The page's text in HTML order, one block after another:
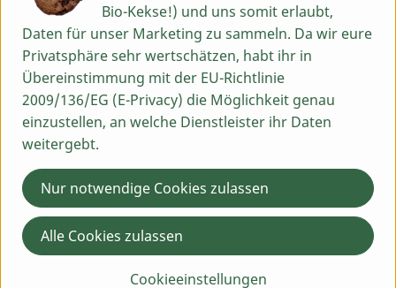
, Preis:
4,99 €
Granola Schoko glutenfrei
, Herkunft:
Diverse, Referenzpreis:
15,35 €/ 1kg
, Preis:
3,99 €
Granola Classic glutenfrei
Diverse, Referenzpreis:
12,28 €/ 1kg
, Verband: , Verband:
Bio-Kekse!) und uns somit erlaubt,
Daten für unser Marketing zu sammeln. Da wir eure
Privatsphäre sehr wertschätzen, habt ihr in
Übereinstimmung mit der EU-Richtlinie
2009/136/EG (E-Privacy) die Möglichkeit genau
einzustellen, an welche Dienstleister ihr Daten
weitergebt.
Cookieeinstellungen
Nur notwendige Cookies zulassen
Alle Cookies zulassen